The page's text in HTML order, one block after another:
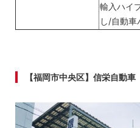
輸入ハイ
し/自動
【福岡市中央区】信栄自動車